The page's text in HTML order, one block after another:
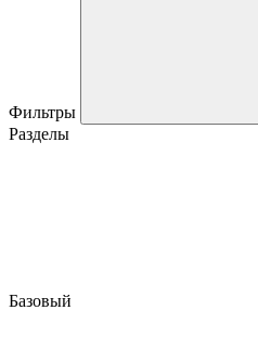
Фильтры
Разделы
Базовый